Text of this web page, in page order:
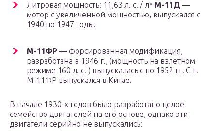
Литровая мощность: 11,63 л. с. / л* М-11Д —
мотор с увеличенной мощностью, выпускался с
1940 по 1947 годы.
М-11ФР — форсированная модификация,
разработана в 1946 г., (мощность на взлетном
режиме 160 л. с. ) выпускалась с по 1952 гг. С г.
М-11ФР выпускался в Китае.
В начале 1930-х годов было разработано целое
семейство двигателей на его основе, однако эти
двигатели серийно не выпускались: